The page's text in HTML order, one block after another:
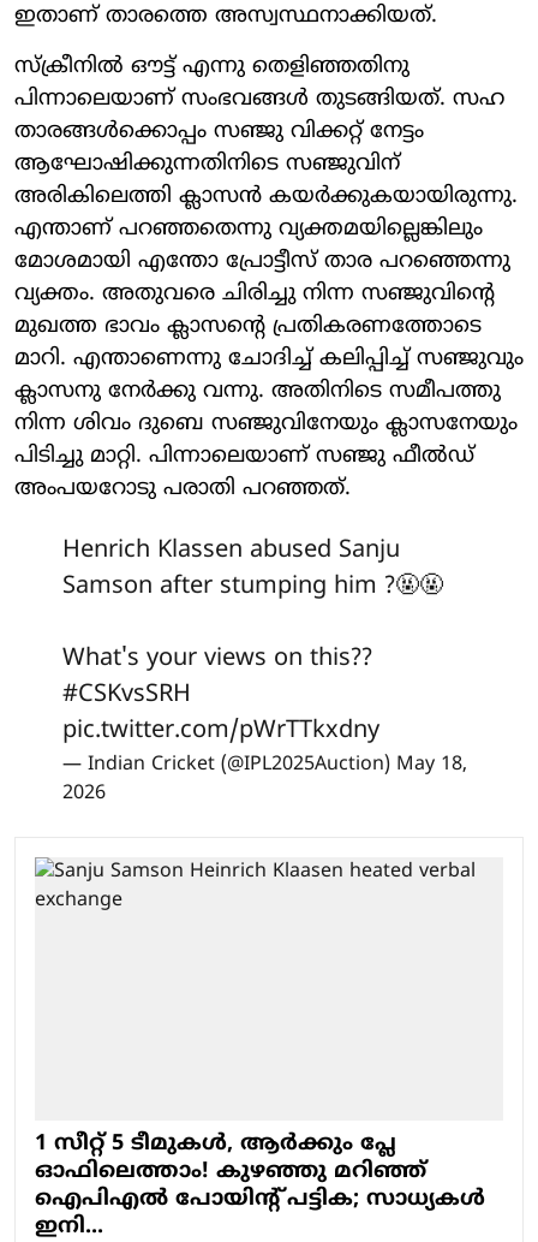
ഇതാണ് താരത്തെ അസ്വസ്ഥനാക്കിയത്.
സ്ക്രീനിൽ ഔട്ട് എന്നു തെളിഞ്ഞതിനു
പിന്നാലെയാണ് സംഭവങ്ങൾ തുടങ്ങിയത്. സഹ
താരങ്ങൾക്കൊപ്പം സഞ്ജു വിക്കറ്റ് നേട്ടം
ആഘോഷിക്കുന്നതിനിടെ സഞ്ജുവിന്
അരികിലെത്തി ക്ലാസൻ കയർക്കുകയായിരുന്നു.
എന്താണ് പറഞ്ഞതെന്നു വ്യക്തമയില്ലെങ്കിലും
മോശമായി എന്തോ പ്രോട്ടീസ് താര പറഞ്ഞെന്നു
വ്യക്തം. അതുവരെ ചിരിച്ചു നിന്ന സഞ്ജുവിന്റെ
മുഖത്ത ഭാവം ക്ലാസന്റെ പ്രതികരണത്തോടെ
മാറി. എന്താണെന്നു ചോദിച്ച് കലിപ്പിച്ച് സഞ്ജുവും
ക്ലാസനു നേർക്കു വന്നു. അതിനിടെ സമീപത്തു
നിന്ന ശിവം ദുബെ സഞ്ജുവിനേയും ക്ലാസനേയും
പിടിച്ചു മാറ്റി. പിന്നാലെയാണ് സഞ്ജു ഫീൽഡ്
അംപയറോടു പരാതി പറഞ്ഞത്.
Henrich Klassen abused Sanju
Samson after stumping him ?🤬🤬
What's your views on this??
#CSKvsSRH
pic.twitter.com/pWrTTkxdny
— Indian Cricket (@IPL2025Auction) May 18,
2026
1 സീറ്റ് 5 ടീമുകൾ, ആര്‍ക്കും പ്ലേ
ഓഫിലെത്താം! കുഴഞ്ഞു മറിഞ്ഞ്
ഐപിഎല്‍ പോയിന്റ് പട്ടിക; സാധ്യകള്‍
ഇനി...